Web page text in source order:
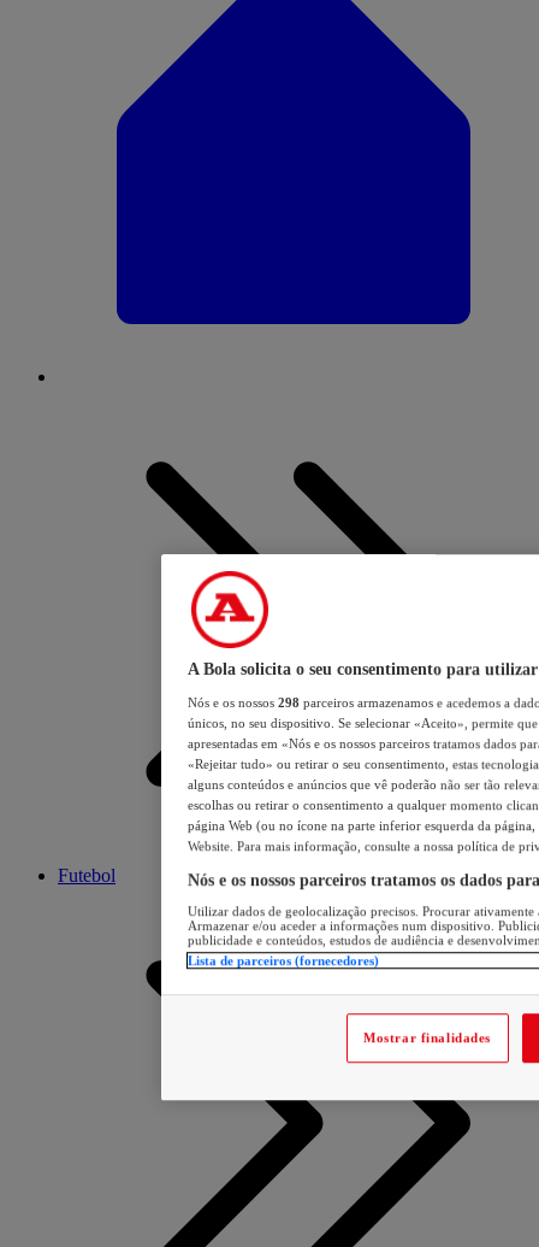
Futebol
A Bola solicita o seu consentimento para utilizar
Nós e os nossos 298 parceiros armazenamos e acedemos a
únicos, no seu dispositivo. Se selecionar «Aceito», permite
apresentadas em «Nós e os nossos parceiros tratamos dados
«Rejeitar tudo» ou retirar o seu consentimento, estas
alguns conteúdos e anúncios que vê poderão não ser tão
escolhas ou retirar o consentimento a qualquer momento
página Web (ou no ícone na parte inferior esquerda da página,
Website. Para mais informação, consulte a nossa política de
Nós e os nossos parceiros tratamos os dados
Utilizar dados de geolocalização precisos. Procurar
Armazenar e/ou aceder a informações num dispositivo.
publicidade e conteúdos, estudos de audiência e
Lista de parceiros (fornecedores)
Mostrar finalidades